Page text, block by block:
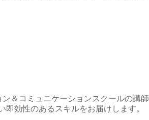
＆コミュニケーションスクールの講師
効性のあるスキルをお届けします。